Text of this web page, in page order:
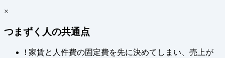
×
つまずく人の共通点
! 家賃と人件費の固定費を先に決めてしまい、売上が